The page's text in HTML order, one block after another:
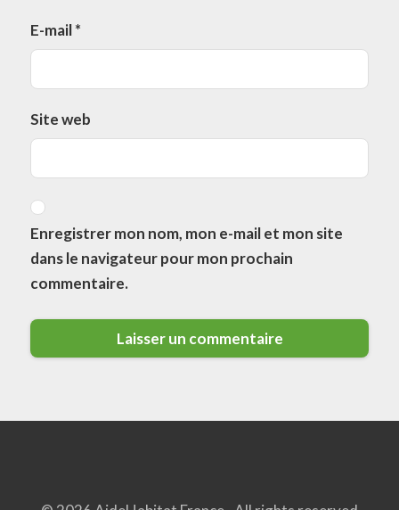
E-mail*
Site web
Enregistrer mon nom, mon e-mail et mon site
dans le navigateur pour mon prochain
commentaire.